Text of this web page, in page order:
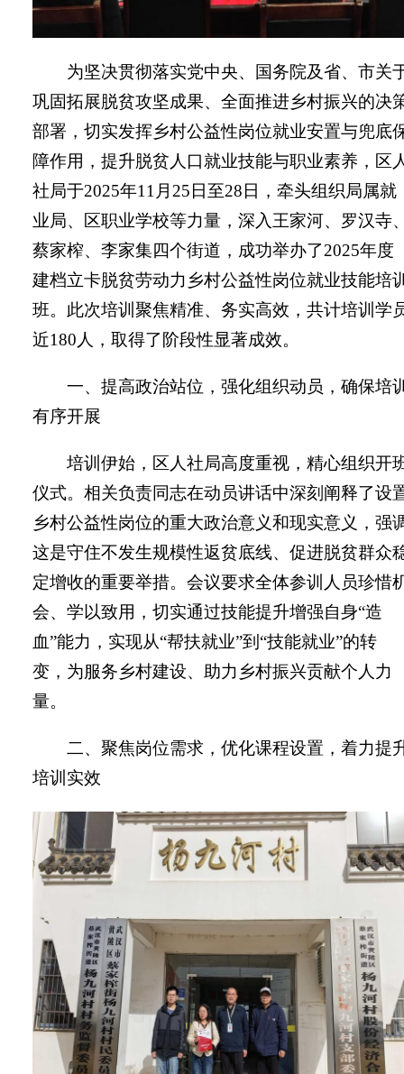
为坚决贯彻落实党中央、国务院及省、市关
巩固拓展脱贫攻坚成果、全面推进乡村振兴的决
部署，切实发挥乡村公益性岗位就业安置与兜底
障作用，提升脱贫人口就业技能与职业素养，区
社局于2025年11 月 25 日至28 日，牵头组织局属就
业局、区职业学校等力量，深入王家河、罗汉寺
蔡家榨、李家集四个街道，成功举办了2025年度
建档立卡脱贫劳动力乡村公益性岗位就业技能培
班。此次培训聚焦精准、务实高效，共计培训学
近180 人，取得了阶段性显著成效。
一、提高政治站位，强化组织动员，确保培
有序开展
培训伊始，区人社局高度重视，精心组织开
仪式。相关负责同志在动员讲话中深刻阐释了设
乡村公益性岗位的重大政治意义和现实意义，强
这是守住不发生规模性返贫底线、促进脱贫群众
定增收的重要举措。会议要求全体参训人员珍惜
会、学以致用，切实通过技能提升增强自身“造
血”能力，实现从“帮扶就业”到“技能就业”的转
变，为服务乡村建设、助力乡村振兴贡献个人力
量。
二、聚焦岗位需求，优化课程设置，着力提
培训实效